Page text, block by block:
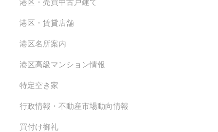
港区・賃貸店舗
港区名所案内
港区高級マンション情報
特定空き家
行政情報・不動産市場動向情報
買付け御礼